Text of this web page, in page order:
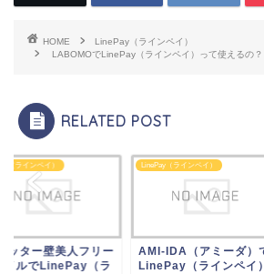
HOME
LinePay（ラインペイ）
LABOMOでLinePay（ラインペイ）って使えるの？
RELATED POST
（ラインペイ）
IDA（アミーダ）で
（ラインペイ）
LinePay（ラインペイ）
リンクルノーヴァスで
LinePay（ラインペイ）